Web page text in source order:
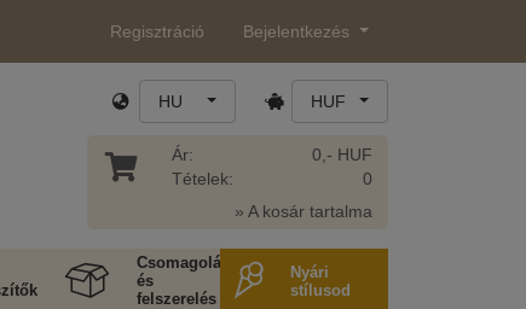
Regisztráció Bejelentkezés
HU HUF
Ár:
Tételek:
0,- HUF
0
» A kosár tartalma
Csomagolás
és
felszerelés
Nyári
stílusod